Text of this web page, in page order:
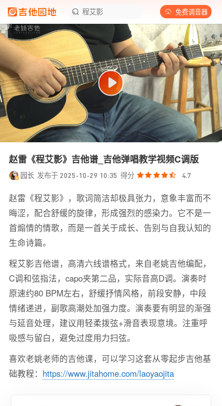
免费调音器
程艾影
赵雷《程艾影》吉他谱_吉他弹唱教学视频C调版
园长 发布于 2025-10-29 10:35 得分 4.7
赵雷《程艾影》，歌词简洁却极具张力，意象丰富而不
晦涩，配合舒缓的旋律，形成强烈的感染力。它不是一
首煽情的情歌，而是一首关于成长、告别与自我认知的
生命诗篇。
程艾影吉他谱，高清六线谱格式，来自老姚吉他编配，
C调和弦指法，capo夹第二品，实际音高D调。演奏时
原速约80 BPM左右，舒缓抒情风格，前段安静，中段
情绪递进，副歌高潮处加强力度。演奏要有明显的渐强
与延音处理，建议用轻柔拨弦+滑音表现意境。注重呼
吸感与留白，避免过度用力扫弦。
喜欢老姚老师的吉他课，可以学习这套从零起步吉他基
础教程： https://www.jitahome.com/laoyaojita